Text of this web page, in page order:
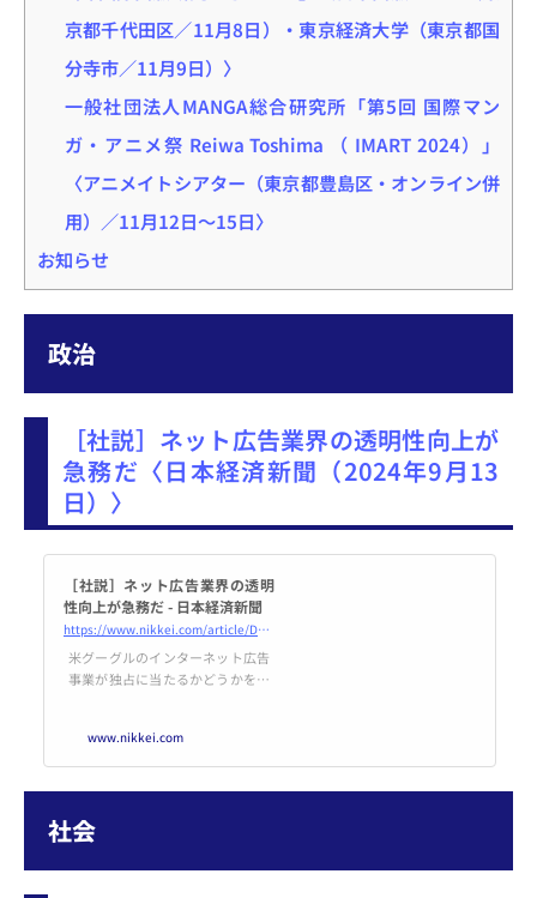
京都千代田区／11月8日）・東京経済大学（東京都国
分寺市／11月9日）〉
一般社団法人MANGA総合研究所「第5回 国際マン
ガ・アニメ祭 Reiwa Toshima （ IMART 2024）」
〈アニメイトシアター（東京都豊島区・オンライン併
用）／11月12日～15日〉
お知らせ
政治
［社説］ネット広告業界の透明性向上が
急務だ〈日本経済新聞（2024年9月13
日）〉
［社説］ネット広告業界の透明
性向上が急務だ - 日本経済新聞
https://www.nikkei.com/article/DGXZQODK136SX0T10C24A9000000/
米グーグルのインターネット広告
事業が独占に当たるかどうかを問
大を支える一方、業界構造が複雑
で実態が分かりづらい。日本を含
む各地で業界の透明性を高め、コ
げる必要がある。米司法省などは
反トラスト法（独占禁止法）に抵
www.nikkei.com
社会